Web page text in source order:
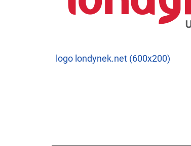
logo londynek.net (600x200)